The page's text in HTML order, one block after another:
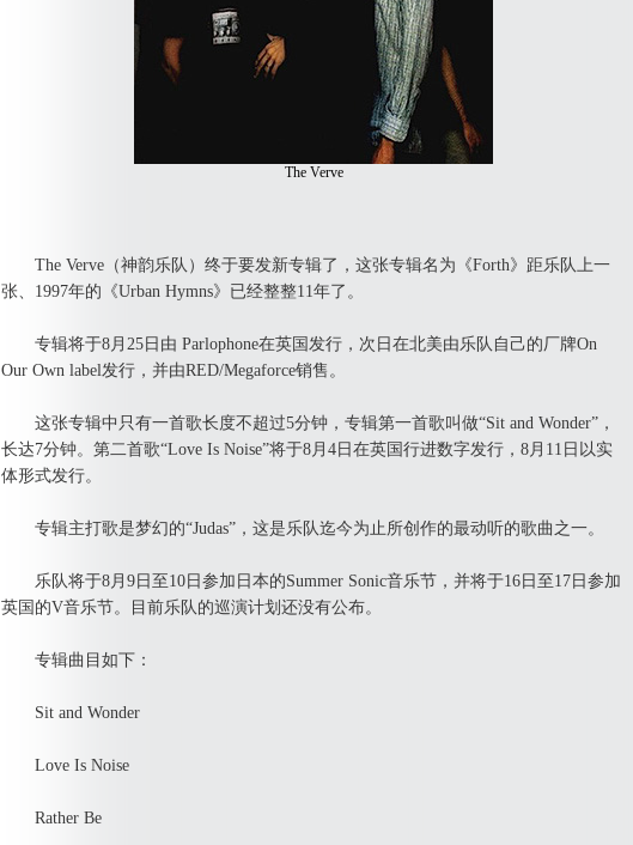
The Verve
The Verve（神韵乐队）终于要发新专辑了，这张专辑名为《Forth》距乐队上一
张、1997年的《Urban Hymns》已经整整11年了。
专辑将于8月25日由 Parlophone在英国发行，次日在北美由乐队自己的厂牌On
Our Own label发行，并由RED/Megaforce销售。
这张专辑中只有一首歌长度不超过5分钟，专辑第一首歌叫做“Sit and Wonder”，
长达7分钟。第二首歌“Love Is Noise”将于8月4日在英国行进数字发行，8月11日以实
体形式发行。
专辑主打歌是梦幻的“Judas”，这是乐队迄今为止所创作的最动听的歌曲之一。
乐队将于8月9日至10日参加日本的Summer Sonic音乐节，并将于16日至17日参加
英国的V音乐节。目前乐队的巡演计划还没有公布。
专辑曲目如下：
Sit and Wonder
Love Is Noise
Rather Be